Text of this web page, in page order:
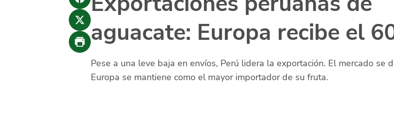
aguacate: Europa recibe el
Pese a una leve baja en envíos, Perú lidera la exportación. El mercado se
Europa se mantiene como el mayor importador de su fruta.